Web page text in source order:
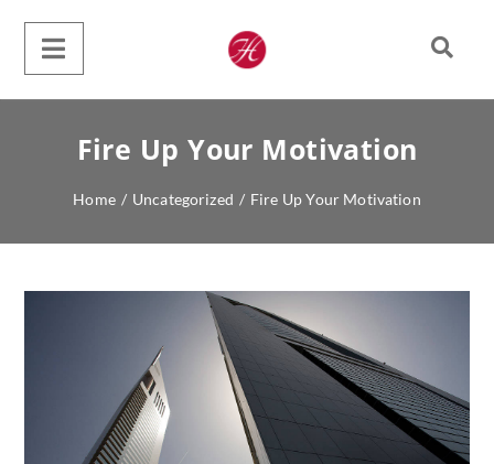
Fire Up Your Motivation
Home / Uncategorized / Fire Up Your Motivation